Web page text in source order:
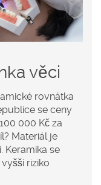
věci
rovnátka
se ceny
000 Kč za
Materiál je
Keramika se
riziko